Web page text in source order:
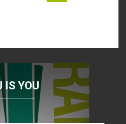
IS YOU